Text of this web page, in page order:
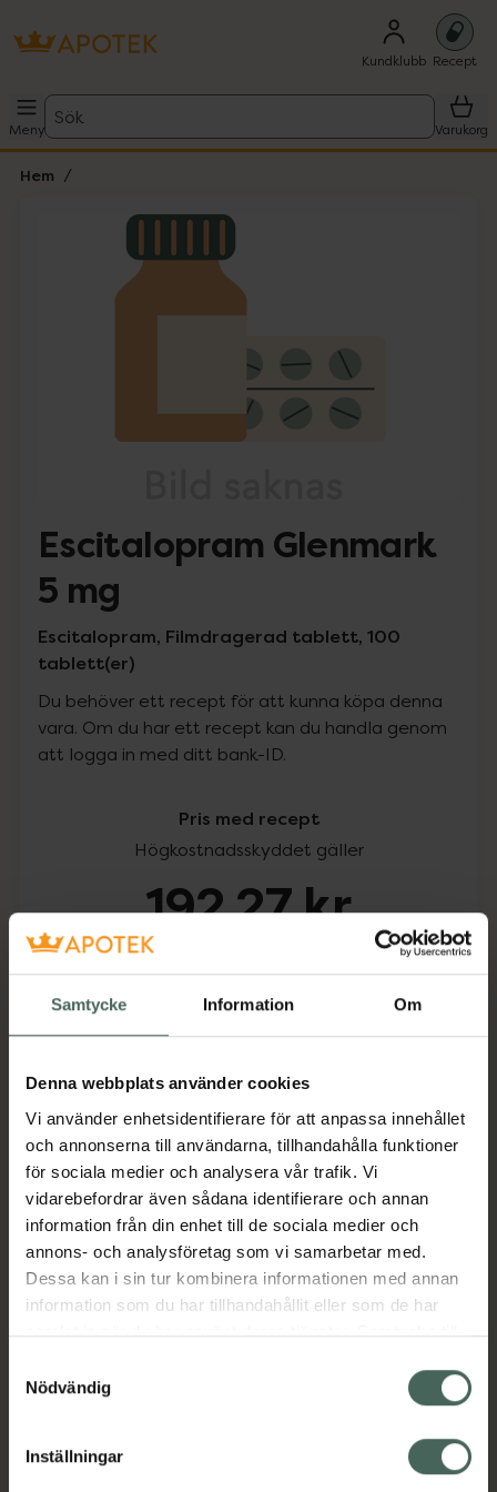
Samtycke Information Om
Denna webbplats använder cookies
Vi använder enhetsidentifierare för att anpassa innehållet
och annonserna till användarna, tillhandahålla funktioner
för sociala medier och analysera vår trafik. Vi
vidarebefordrar även sådana identifierare och annan
information från din enhet till de sociala medier och
annons- och analysföretag som vi samarbetar med.
Dessa kan i sin tur kombinera informationen med annan
information som du har tillhandahållit eller som de har
samlat in när du har använt deras tjänster. Samtycke till
återkalla ditt samtycke via webbplatsens
cookieinställningar. Ett återkallat samtycke påverkar inte
lagligheten av behandling som skett innan återkallelsen.
Nödvändig
Inställningar
Kundklubb Recept
Meny
Sök
Varukorg
Hem
Lista: . Innehåller 1 objekt.
Escitalopram Glenmark
5 mg
Escitalopram, Filmdragerad tablett, 100
tablett(er)
Du behöver ett recept för att kunna köpa denna
vara. Om du har ett recept kan du handla genom
att logga in med ditt bank-ID.
Pris med recept
Högkostnadsskyddet gäller
192,27 kr
Köp via ditt recept
Aktuella erbjudanden
Beskrivning Dölj
Läs alltid bipacksedeln innan
användning.
EAN:07046261865067
Bipacksedel från FASS Visa